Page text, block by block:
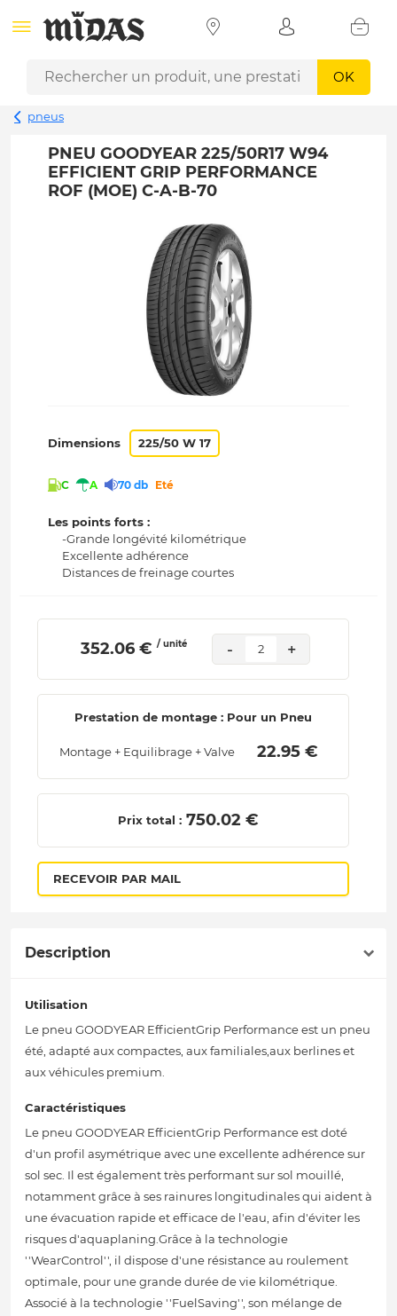
OK
pneus
PNEU GOODYEAR 225/50R17 W94
EFFICIENT GRIP PERFORMANCE
ROF (MOE) C-A-B-70
Dimensions 225/50 W 17
C A 70 db Eté
Les points forts :
-Grande longévité kilométrique
Excellente adhérence
Distances de freinage courtes
352.06 € / unité - 2 +
Prestation de montage : Pour un Pneu
Montage + Equilibrage + Valve 22.95 €
Prix total : 750.02 €
RECEVOIR PAR MAIL
Description
Utilisation
Le pneu GOODYEAR EfficientGrip Performance est un pneu
été, adapté aux compactes, aux familiales,aux berlines et
aux véhicules premium.
Caractéristiques
Le pneu GOODYEAR EfficientGrip Performance est doté
d'un profil asymétrique avec une excellente adhérence sur
sol sec. Il est également très performant sur sol mouillé,
notamment grâce à ses rainures longitudinales qui aident à
une évacuation rapide et efficace de l'eau, afin d'éviter les
risques d'aquaplaning.Grâce à la technologie
''WearControl'', il dispose d'une résistance au roulement
optimale, pour une grande durée de vie kilométrique.
Associé à la technologie ''FuelSaving'', son mélange de